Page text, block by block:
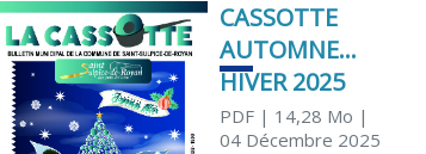
CASSOTTE
AUTOMNE
HIVER 2025
PDF| 14,28 Mo |
04 Décembre 2025